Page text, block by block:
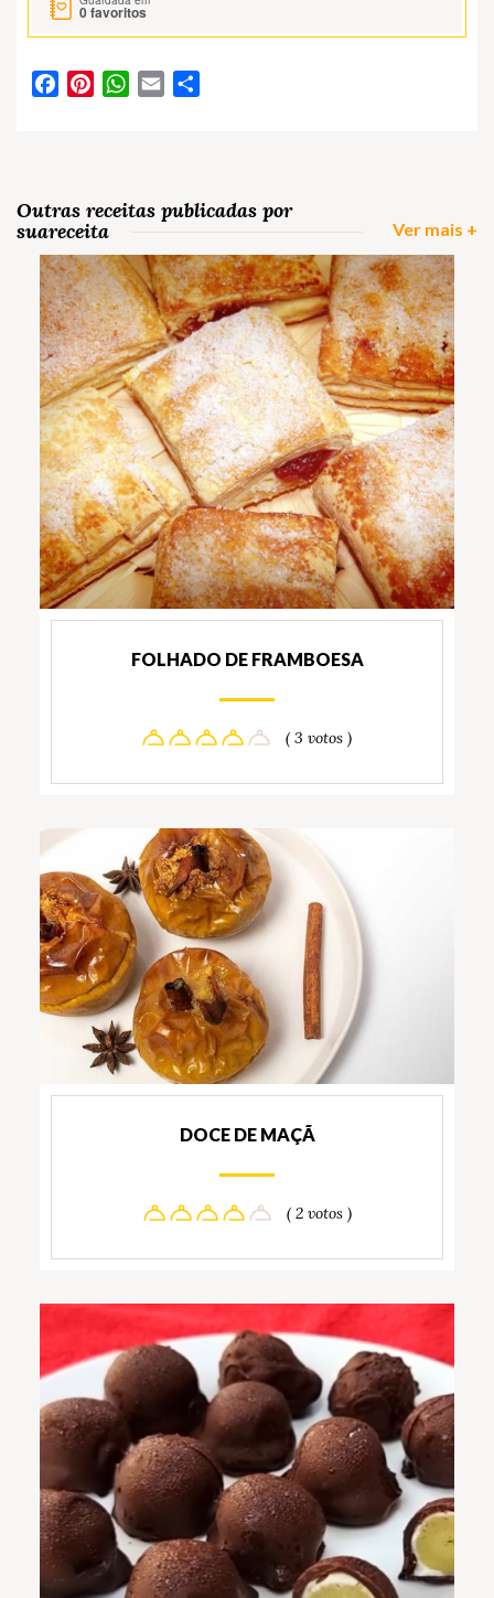
0favoritos
FacebookPinterestWhatsApp
Email
Outras receitas publicadas por
suareceita
Ver mais +
FOLHADO DE FRAMBOESA
( 3 votos )
DOCE DE MAÇÃ
( 2 votos )